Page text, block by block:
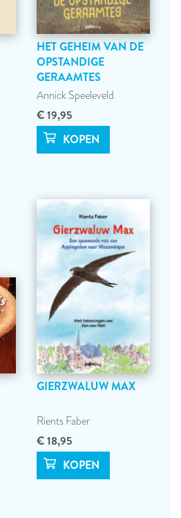
HET GEHEIM VAN DE
OPSTANDIGE
GERAAMTES
Annick Speeleveld
€ 19,95
GIERZWALUW MAX
Rients Faber
€ 18,95